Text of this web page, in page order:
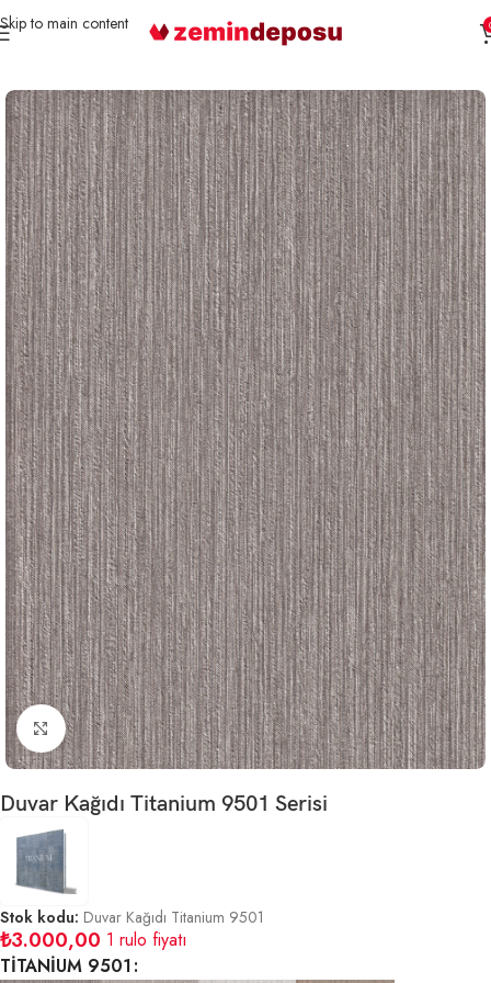
Skip to main content
Büyütmek için tıklayın
Duvar Kağıdı Titanium 9501 Serisi
Stok kodu: Duvar Kağıdı Titanium 9501
₺3.000,00 1 rulo fiyatı
TİTANİUM 9501